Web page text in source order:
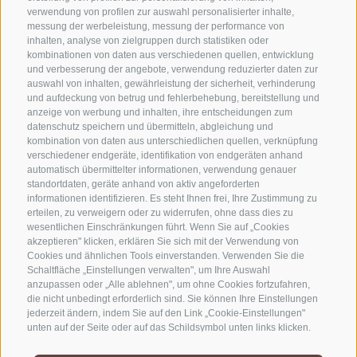
verwendung von profilen zur auswahl personalisierter inhalte,
messung der werbeleistung, messung der performance von
inhalten, analyse von zielgruppen durch statistiken oder
kombinationen von daten aus verschiedenen quellen, entwicklung
und verbesserung der angebote, verwendung reduzierter daten zur
auswahl von inhalten, gewährleistung der sicherheit, verhinderung
und aufdeckung von betrug und fehlerbehebung, bereitstellung und
anzeige von werbung und inhalten, ihre entscheidungen zum
datenschutz speichern und übermitteln, abgleichung und
kombination von daten aus unterschiedlichen quellen, verknüpfung
verschiedener endgeräte, identifikation von endgeräten anhand
automatisch übermittelter informationen, verwendung genauer
standortdaten, geräte anhand von aktiv angeforderten
informationen identifizieren. Es steht Ihnen frei, Ihre Zustimmung zu
erteilen, zu verweigern oder zu widerrufen, ohne dass dies zu
wesentlichen Einschränkungen führt. Wenn Sie auf „Cookies
akzeptieren" klicken, erklären Sie sich mit der Verwendung von
Cookies und ähnlichen Tools einverstanden. Verwenden Sie die
Schaltfläche „Einstellungen verwalten", um Ihre Auswahl
anzupassen oder „Alle ablehnen", um ohne Cookies fortzufahren,
die nicht unbedingt erforderlich sind. Sie können Ihre Einstellungen
jederzeit ändern, indem Sie auf den Link „Cookie-Einstellungen"
unten auf der Seite oder auf das Schildsymbol unten links klicken.
KONTAKTIERE UNS
+39 0472 765325
info@sterzing.com
NEWSLETTER
Bleib am Laufenden
Newsletter Anmelden